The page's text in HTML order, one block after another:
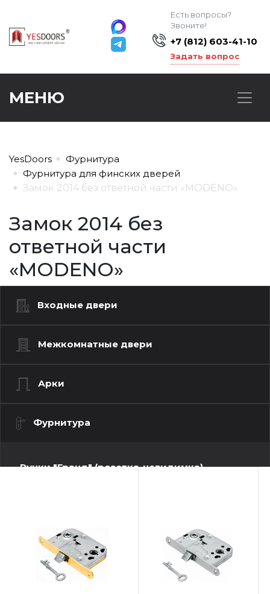
Есть вопросы?
Звоните!
+7 (812) 603-41-10
Задать вопрос
МЕНЮ
YesDoors
Фурнитура
Фурнитура для финских дверей
Замок 2014 без ответной части «MODENO»
Замок 2014 без
ответной части
«MODENO»
Входные двери
Межкомнатные двери
Арки
Фурнитура
Ручки "Гранд" (розетка-невидимка)
Ручки "Стандарт" (круглая розетка)
Ручки "Стандарт" (фигурная розетка)
Дверные петли